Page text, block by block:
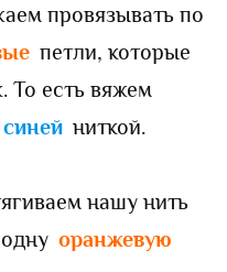
провязывать по
петли, которые
То есть вяжем
синей ниткой.
нашу нить
оранжевую